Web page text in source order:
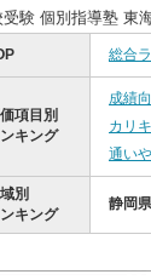
受験 個別指導塾 東
総合
項目別
キング
成績
カリ
通い
別
キング
静岡県